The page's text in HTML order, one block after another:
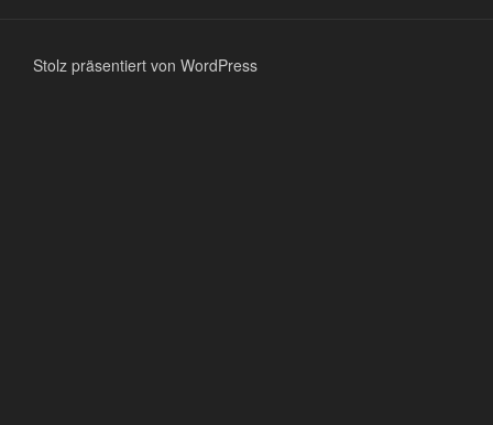
Stolz präsentiert von WordPress